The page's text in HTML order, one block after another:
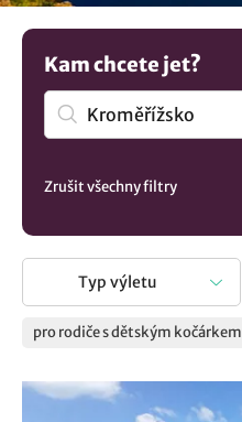
prozkoumejte společně s
nádherný svět! U nás
kočárkem. A pokud to
krosničku.
Kam chcete jet?
Zrušit všechny filtry
Typ výletu
pro rodiče s dětským kočárkem